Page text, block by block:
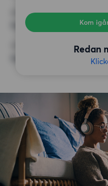
Kom
Redan
Inga speciella krav
ÖVRIGA PREFERENSER
Inga speciella preferenser